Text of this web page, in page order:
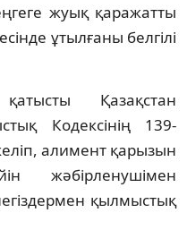
жуық қаражатты
ұтылғаны белгілі
Қазақстан
Кодексінің 139-
алимент қарызын
жәбірленушімен
қылмыстық